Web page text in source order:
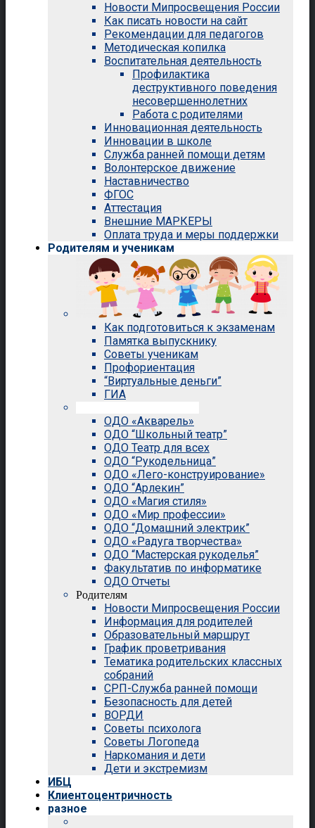
Новости Мипросвещения России
Как писать новости на сайт
Рекомендации для педагогов
Методическая копилка
Воспитательная деятельность
Профилактика
деструктивного поведения
несовершеннолетних
Работа с родителями
Инновационная деятельность
Инновации в школе
Служба ранней помощи детям
Волонтерское движение
Наставничество
ФГОС
Аттестация
Внешние МАРКЕРЫ
Оплата труда и меры поддержки
Родителям и ученикам
Как подготовиться к экзаменам
Памятка выпускнику
Советы ученикам
Профориентация
“Виртуальные деньги”
ГИА
ОДО «Акварель»
ОДО “Школьный театр”
ОДО Театр для всех
ОДО “Рукодельница”
ОДО «Лего-конструирование»
ОДО “Арлекин”
ОДО «Магия стиля»
ОДО «Мир профессии»
ОДО “Домашний электрик”
ОДО «Радуга творчества»
ОДО “Мастерская рукоделья”
Факультатив по информатике
ОДО Отчеты
Родителям
Новости Мипросвещения России
Информация для родителей
Образовательный маршрут
График проветривания
Тематика родительских классных
собраний
СРП-Служба ранней помощи
Безопасность для детей
ВОРДИ
Советы психолога
Советы Логопеда
Наркомания и дети
Дети и экстремизм
ИБЦ
Клиентоцентричность
разное